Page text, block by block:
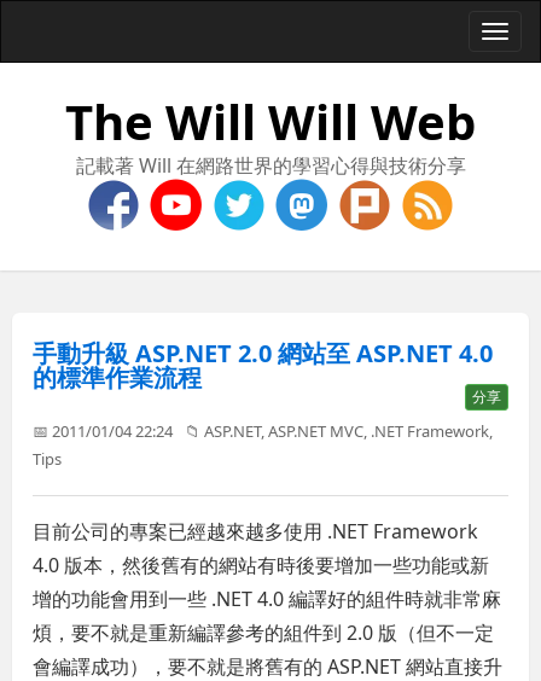
The Will Will Web
記載著 Will 在網路世界的學習心得與技術分享
手動升級 ASP.NET 2.0 網站至 ASP.NET 4.0
的標準作業流程
分享
📅 2011/01/04 22:24 📁ASP.NET,ASP.NET MVC .NET Framework
Tips
目前公司的專案已經越來越多使用 .NET Framework
4.0 版本，然後舊有的網站有時後要增加一些功能或新
增的功能會用到一些 .NET 4.0 編譯好的組件時就非常麻
煩，要不就是重新編譯參考的組件到 2.0 版（但不一定
會編譯成功），要不就是將舊有的 ASP.NET 網站直接升